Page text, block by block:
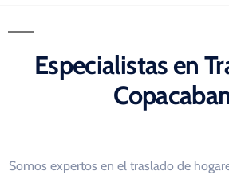
Especialistas en
Somos expertos en el traslado de